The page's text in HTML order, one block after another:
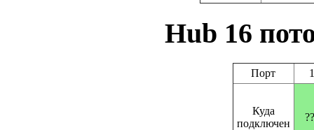
Hub 16
Порт
Куда
подключен